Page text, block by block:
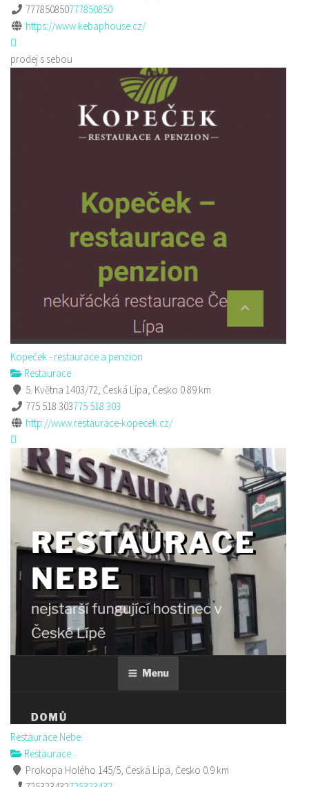
777850850777850850
https://www.kebaphouse.cz/
prodej s sebou
Kopeček - restaurace a penzion
Restaurace
5. Května 1403/72, Česká Lípa, Česko 0.89 km
775 518 303775 518 303
http://www.restaurace-kopecek.cz/
Restaurace Nebe
Restaurace
Prokopa Holého 145/5, Česká Lípa, Česko 0.9 km